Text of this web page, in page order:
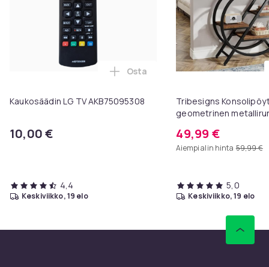
Kaukosäädin LG TV AKB75095308
10,00 €
Lisää Kaukosäädin LG TV
Osta
4,4
keskiviikko, 19 elo
Tribesigns
geometrinen
sohvapöytä
49,99 €
Aiempi alin hinta 59,99 €
5,0
keskiviikko, 19 elo